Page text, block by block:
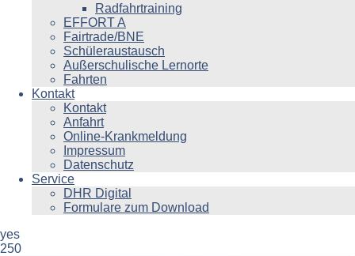
Radfahrtraining
EFFORT A
Fairtrade/BNE
Schüleraustausch
Außerschulische Lernorte
Fahrten
Kontakt
Kontakt
Anfahrt
Online-Krankmeldung
Impressum
Datenschutz
Service
DHR Digital
Formulare zum Download
yes
250